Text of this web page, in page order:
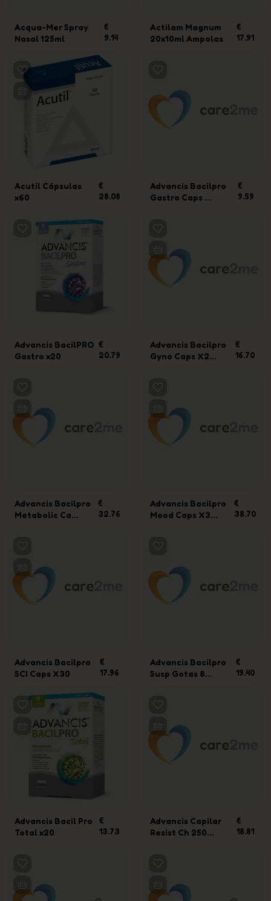
Acqua-Mer Spray
Nasal 125ml
€
9.14
Actilam Magnum
20x10ml Ampolas
€
17.91
Acutil Cápsulas
x60
€
28.08
Advancis Bacilpro
Gastro Caps ...
€
9.59
Advancis BacilPRO
Gastro x20
€
20.79
Advancis Bacilpro
Gyno Caps X2...
€
16.70
Advancis Bacilpro
Metabolic Ca...
€
32.76
Advancis Bacilpro
Mood Caps X3...
€
38.70
Advancis Bacilpro
SCI Caps X30
€
17.96
Advancis Bacilpro
Susp Gotas 8...
€
19.40
Advancis Bacil Pro
Total x20
€
13.73
Advancis Capilar
Resist Ch 250...
€
18.81